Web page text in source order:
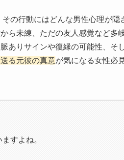
の行動にはどんな男性心理が隠
ら未練、ただの友人感覚など多
ありサインや復縁の可能性、そ
る元彼の真意が気になる女性必
すよね。